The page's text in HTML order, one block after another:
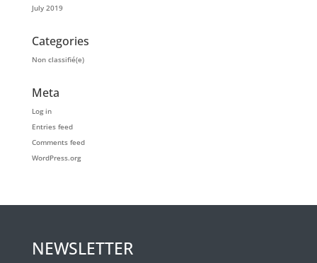
July 2019
Categories
Non classifié(e)
Meta
Log in
Entries feed
Comments feed
WordPress.org
NEWSLETTER